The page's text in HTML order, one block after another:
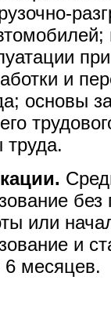
и
основы
без
или
и
6 месяцев.